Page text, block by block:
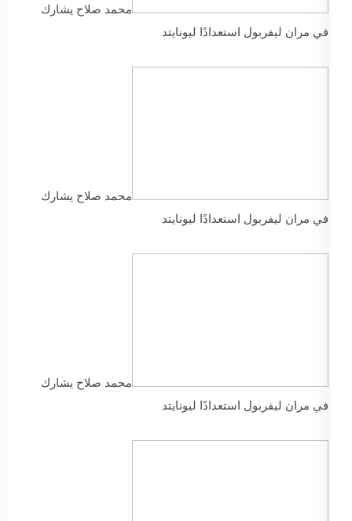
محمد صلاح يشارك
في مران ليفربول استعدادًا ليونايتد
محمد صلاح يشارك
في مران ليفربول استعدادًا ليونايتد
محمد صلاح يشارك
في مران ليفربول استعدادًا ليونايتد